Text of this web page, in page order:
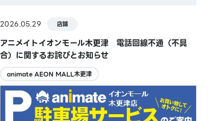
2026.05.29 店鋪
アニメイトイオンモール木更津 電話回線不通（不具
合）に関するお詫びとお知らせ
animate AEON MALL木更津